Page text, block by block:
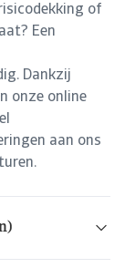
of
Een
Dankzij
onze online
aan ons